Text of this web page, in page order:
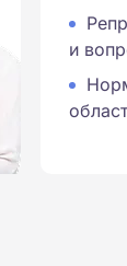
и